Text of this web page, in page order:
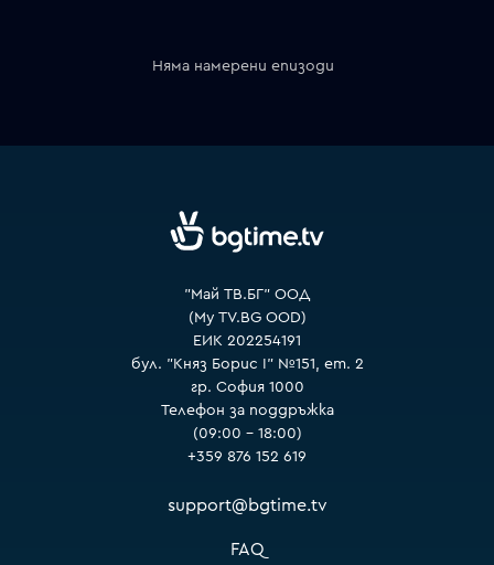
VOYO
Няма намерени епизоди
"Май ТВ.БГ" ООД
(My TV.BG OOD)
ЕИК 202254191
бул. "Княз Борис I" №151, ет. 2
гр. София 1000
Телефон за поддръжка
(09:00 – 18:00)
+359 876 152 619
support@bgtime.tv
FAQ